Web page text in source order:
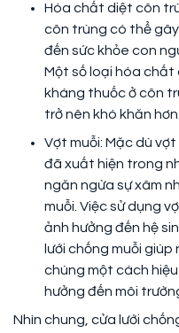
Hóa chất diệt côn
côn trùng có thể
đến sức khỏe con
Một số loại hóa chất
kháng thuốc ở côn
trở nên khó khăn hơn.
Vợt muỗi: Mặc dù
đã xuất hiện trong
ngăn ngừa sự xâm
muỗi. Việc sử dụng
ảnh hưởng đến hệ
lưới chống muỗi
chúng một cách
hưởng đến môi
Nhìn chung, cửa lưới